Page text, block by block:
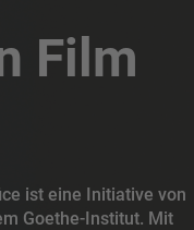
Film
ist eine Initiative von
Goethe-Institut. Mit